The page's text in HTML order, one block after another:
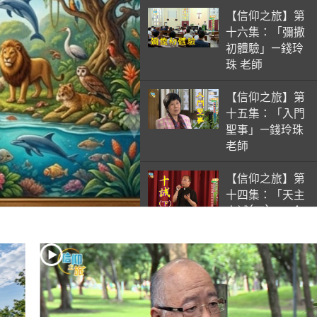
【信仰之旅】第
十六集：「彌撒
初體驗」—錢玲
珠 老師
【信仰之旅】第
十五集：「入門
聖事」—錢玲珠
老師
【信仰之旅】第
十四集：「天主
十誡(下)」—金
【信仰之旅】第
十三集：「天主
十誡(上)」—金
毓瑋 神父